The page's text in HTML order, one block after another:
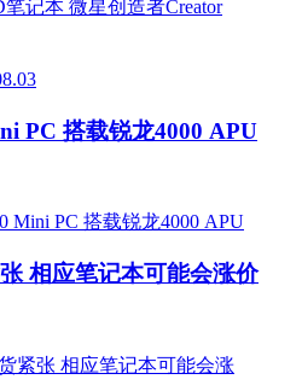
PC 搭载锐龙4000 APU
相应笔记本可能会涨价